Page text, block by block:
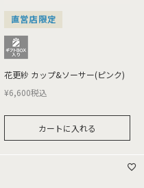
直営店限定
花更紗 カップ&ソーサー(ピンク)
¥6,600税込
カートに入れる